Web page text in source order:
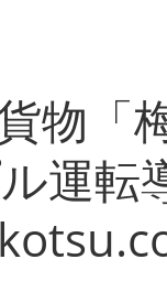
物「
運転